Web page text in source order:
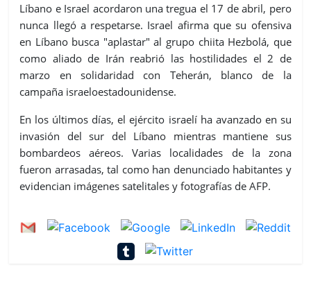
Líbano e Israel acordaron una tregua el 17 de abril, pero
nunca llegó a respetarse. Israel afirma que su ofensiva
en Líbano busca "aplastar" al grupo chiita Hezbolá, que
como aliado de Irán reabrió las hostilidades el 2 de
marzo en solidaridad con Teherán, blanco de la
campaña israeloestadounidense.
En los últimos días, el ejército israelí ha avanzado en su
invasión del sur del Líbano mientras mantiene sus
bombardeos aéreos. Varias localidades de la zona
fueron arrasadas, tal como han denunciado habitantes y
evidencian imágenes satelitales y fotografías de AFP.